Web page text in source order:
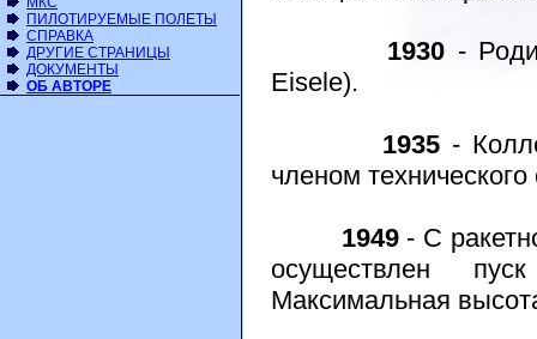
ПИЛОТИРУЕМЫЕ ПОЛЕТЫ
СПРАВКА
ДРУГИЕ СТРАНИЦЫ
ДОКУМЕНТЫ
ОБ АВТОРЕ
1930-
Eisele).
1935-
членом технического
1949- С
осуществлен
Максимальная